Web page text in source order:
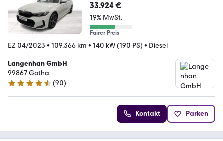
33.924 €
19% MwSt.
Fairer Preis
EZ 04/2023 • 109.366 km • 140 kW (190 PS) • Diesel
Langenhan GmbH
99867 Gotha
4.3 Sterne
(90)
Kontakt Parken